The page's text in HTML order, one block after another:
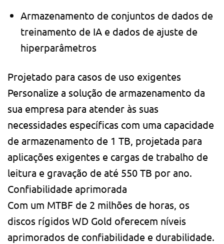
Armazenamento de conjuntos de dados de
treinamento de IA e dados de ajuste de
hiperparâmetros
Projetado para casos de uso exigentes
Personalize a solução de armazenamento da
sua empresa para atender às suas
necessidades específicas com uma capacidade
de armazenamento de 1 TB, projetada para
aplicações exigentes e cargas de trabalho de
leitura e gravação de até 550 TB por ano.
Confiabilidade aprimorada
Com um MTBF de 2 milhões de horas, os
discos rígidos WD Gold oferecem níveis
aprimorados de confiabilidade e durabilidade.